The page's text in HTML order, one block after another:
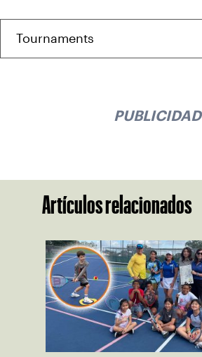
PUBLICIDAD
Artículos relacionados